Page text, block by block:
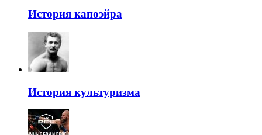
История капоэйра
История культуризма